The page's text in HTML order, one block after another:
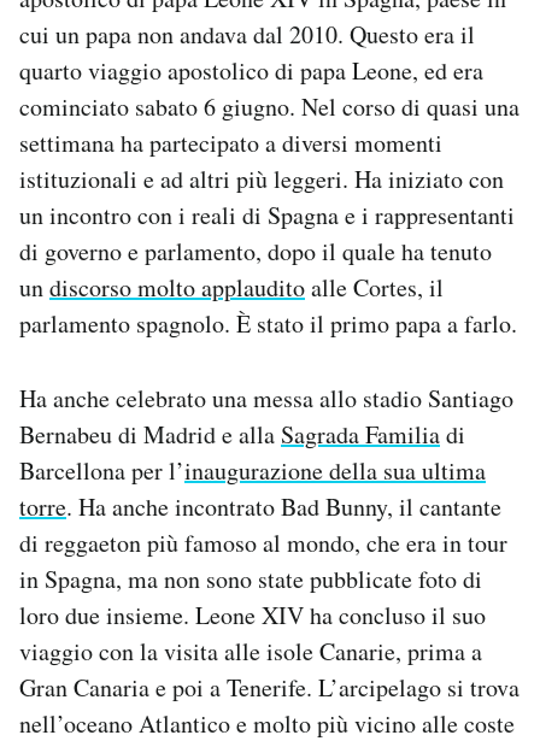
Regala il Post
Hai bisogno di aiuto?
Esci
cui un papa non andava dal 2010. Questo era il
quarto viaggio apostolico di papa Leone, ed era
cominciato sabato 6 giugno. Nel corso di quasi una
settimana ha partecipato a diversi momenti
istituzionali e ad altri più leggeri. Ha iniziato con
un incontro con i reali di Spagna e i rappresentanti
di governo e parlamento, dopo il quale ha tenuto
undiscorso molto applauditoalle Cortes, il
parlamento spagnolo. È stato il primo papa a farlo.
Ha anche celebrato una messa allo stadio Santiago
Bernabeu di Madrid e alla Sagrada Familiadi
Barcellona per l’inaugurazione della sua ultima
torre. Ha anche incontrato Bad Bunny, il cantante
di reggaeton più famoso al mondo, che era in tour
in Spagna, ma non sono state pubblicate foto di
loro due insieme. Leone XIV ha concluso il suo
viaggio con la visita alle isole Canarie, prima a
Gran Canaria e poi a Tenerife. L’arcipelago si trova
nell’oceano Atlantico e molto più vicino alle coste